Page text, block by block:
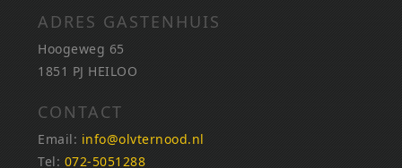
ADRES GASTENHUIS
Hoogeweg 65
1851 PJ HEILOO
CONTACT
Email: info@olvternood.nl
Tel: 072-5051288